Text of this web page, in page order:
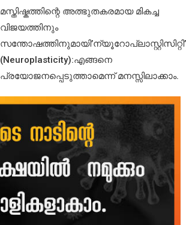
മസ്തിഷ്കത്തിന്റെ അത്ഭുതകരമായ മികച്ച
വിജയത്തിനും
സന്തോഷത്തിനുമായി’ന്യൂറോപ്ലാസ്റ്റിസിറ്റി’
(Neuroplasticity):എങ്ങനെ
പ്രയോജനപ്പെടുത്താമെന്ന് മനസ്സിലാക്കാം.